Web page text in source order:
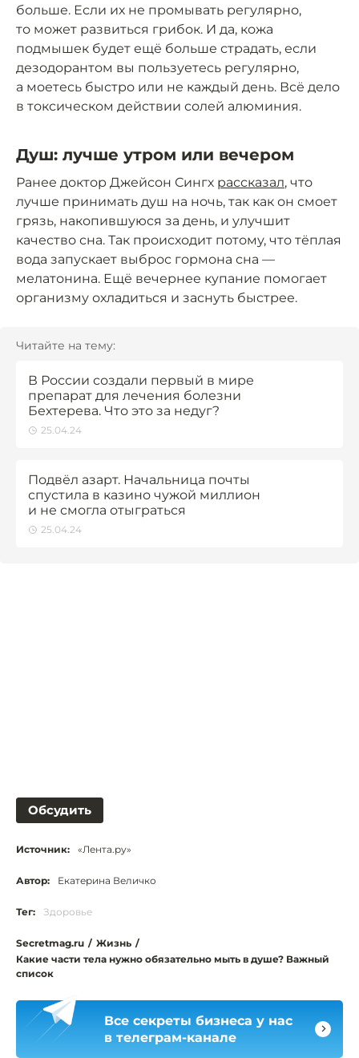
больше. Если их не промывать регулярно,
то может развиться грибок. И да, кожа
подмышек будет ещё больше страдать, если
дезодорантом вы пользуетесь регулярно,
а моетесь быстро или не каждый день. Всё дело
в токсическом действии солей алюминия.
Душ: лучше утром или вечером
Ранее доктор Джейсон Сингх рассказал, что
лучше принимать душ на ночь, так как он смоет
грязь, накопившуюся за день, и улучшит
качество сна. Так происходит потому, что тёплая
вода запускает выброс гормона сна —
мелатонина. Ещё вечернее купание помогает
организму охладиться и заснуть быстрее.
Читайте на тему:
В России создали первый в мире
препарат для лечения болезни
Бехтерева. Что это за недуг?
25.04.24
Подвёл азарт. Начальница почты
спустила в казино чужой миллион
и не смогла отыграться
25.04.24
Обсудить
Источник: «Лента.ру»
Автор: Екатерина Величко
Тег: Здоровье
Secretmag.ru / Жизнь /
Какие части тела нужно обязательно мыть в душе? Важный
список
Все секреты бизнеса у нас
в телеграм-канале